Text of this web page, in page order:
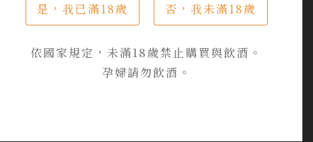
是，我已滿18歲 否，我未滿18歲
依國家規定，未滿18歲禁止購買與飲酒。
孕婦請勿飲酒。